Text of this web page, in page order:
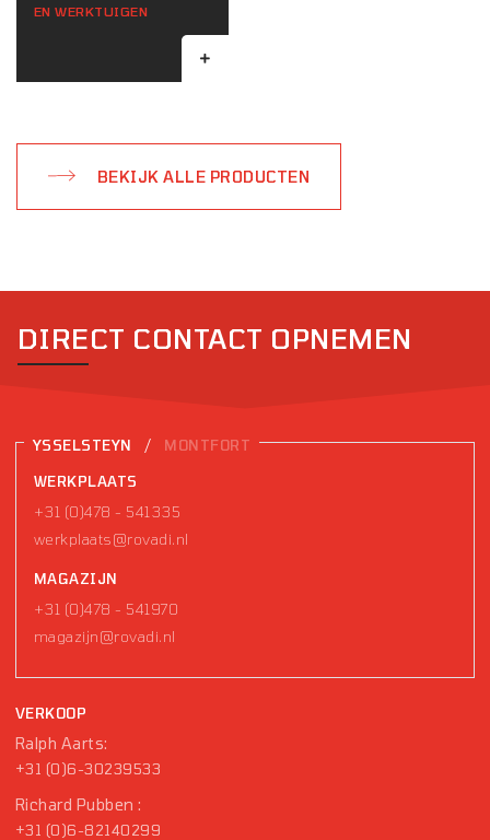
EN WERKTUIGEN
BEKIJK ALLE PRODUCTEN
DIRECT CONTACT OPNEMEN
YSSELSTEYN / MONTFORT
WERKPLAATS
+31 (0)478 - 541335
werkplaats@rovadi.nl
MAGAZIJN
+31 (0)478 - 541970
magazijn@rovadi.nl
VERKOOP
Ralph Aarts:
+31 (0)6-30239533
Richard Pubben :
+31 (0)6-82140299